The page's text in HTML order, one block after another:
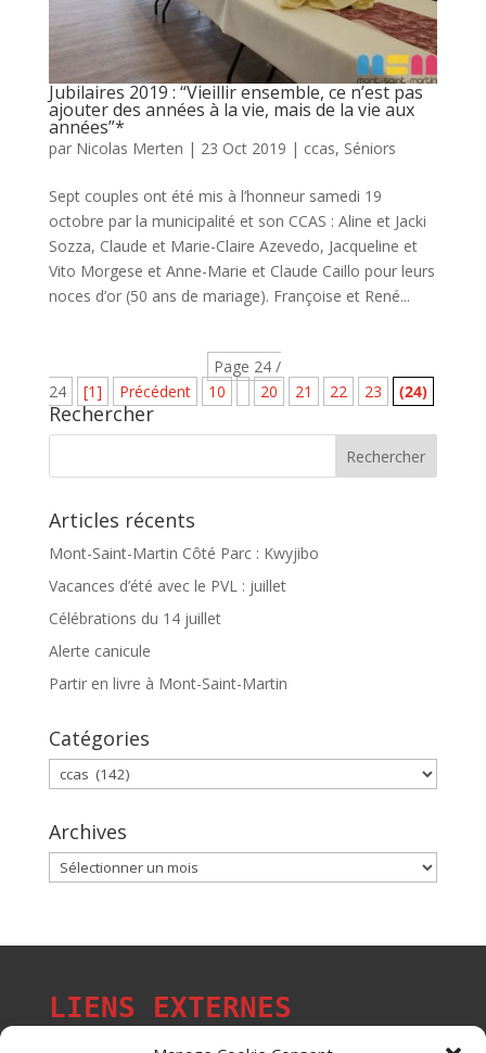
Jubilaires 2019 : “Vieillir ensemble, ce n’est pas
ajouter des années à la vie, mais de la vie aux
années”*
par Nicolas Merten | 23 Oct 2019 | ccas, Séniors
Sept couples ont été mis à l’honneur samedi 19
octobre par la municipalité et son CCAS : Aline et Jacki
Sozza, Claude et Marie-Claire Azevedo, Jacqueline et
Vito Morgese et Anne-Marie et Claude Caillo pour leurs
noces d’or (50 ans de mariage). Françoise et René...
Page 24 /
24
[1] Précédent 10 20 21 22 23 (24)
Rechercher
Articles récents
Mont-Saint-Martin Côté Parc : Kwyjibo
Vacances d’été avec le PVL : juillet
Célébrations du 14 juillet
Alerte canicule
Partir en livre à Mont-Saint-Martin
Catégories
Catégories
Archives
Archives
LIENS EXTERNES